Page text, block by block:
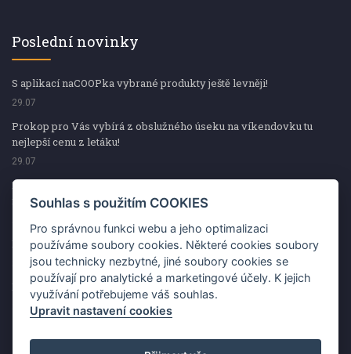
Poslední novinky
S aplikací naCOOPka vybrané produkty ještě levněji!
29.07
Prokop pro Vás vybírá z obslužného úseku na víkendovku tu
nejlepší cenu z letáku!
29.07
Prokop pro Vás vybírá z obslužného úseku na víkendovku tu
nejlepší cenu z letáku!
Kup špekáčky od Váhaly a vyhraj s naCOOPkou sekerku Fiskars
29.07
Prokop pro Vás vybírá na víkendovku ty nejlepší ceny z letáku!
29.07
Souhlas s použitím COOKIES
Pro správnou funkci webu a jeho optimalizaci
používáme soubory cookies. Některé cookies soubory
jsou technicky nezbytné, jiné soubory cookies se
používají pro analytické a marketingové účely. K jejich
využívání potřebujeme váš souhlas.
Upravit nastavení cookies